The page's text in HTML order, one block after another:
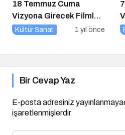
18 Temmuz Cuma
Vizyona Girecek Filmler
Belli Oldu
Kültür Sanat 1 yıl önce
Bir Cevap Yaz
E-posta adresiniz
işaretlenmişlerdir